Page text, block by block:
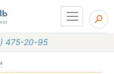
475-20-95